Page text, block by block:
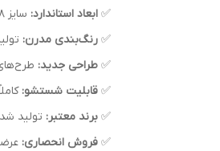
✅ ابعاد استاندارد: سایز ۴۸ در ۶۸ سانتیمتر، مناسب برای انواع بالش.
✅ رنگ‌بندی مدرن:
✅ طراحی جدید:
✅ قابلیت شستشو:
✅ برند معتبر: تولید
✅ فروش انحصاری: